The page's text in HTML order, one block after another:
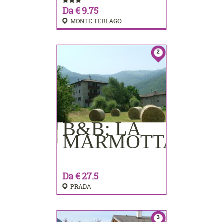
Da € 9.75
MONTE TERLAGO
2
B&B; LA
MARMOTTA
Da € 27.5
PRADA
PRENOTA
3